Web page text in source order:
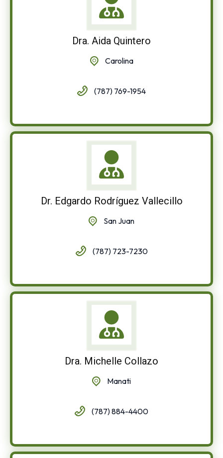
Dra. Aida Quintero
Carolina
(787) 769-1954
Dr. Edgardo Rodríguez Vallecillo
San Juan
(787) 723-7230
Dra. Michelle Collazo
Manati
(787) 884-4400